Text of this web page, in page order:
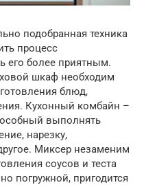
подобранная техника
процесс
его более приятным.
шкаф необходим
блюд,
Кухонный комбайн –
выполнять
нарезку,
Миксер незаменим
соусов и теста
погружной, пригодится